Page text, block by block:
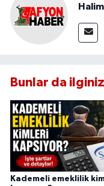
Bunlar da
Kademeli emeklilik